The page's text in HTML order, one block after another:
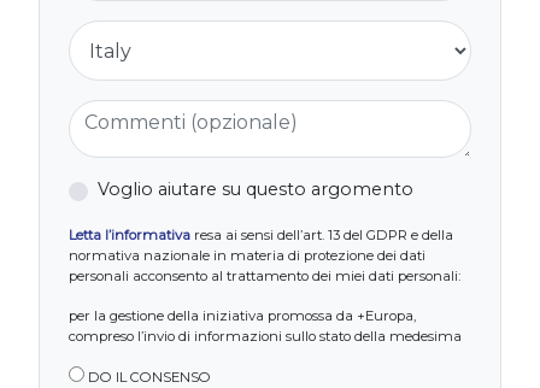
Nazione
Commenti (opzionale)
Voglio aiutare su questo argomento
Letta l’informativa resa ai sensi dell’art. 13 del GDPR e della
normativa nazionale in materia di protezione dei dati
personali acconsento al trattamento dei miei dati personali:
per la gestione della iniziativa promossa da +Europa,
compreso l’invio di informazioni sullo stato della medesima
DO IL CONSENSO